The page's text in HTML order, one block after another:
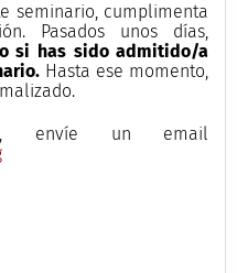
seminario, cumplimenta
Pasados unos días,
si has sido admitido/a
Hasta ese momento,
envíe un email